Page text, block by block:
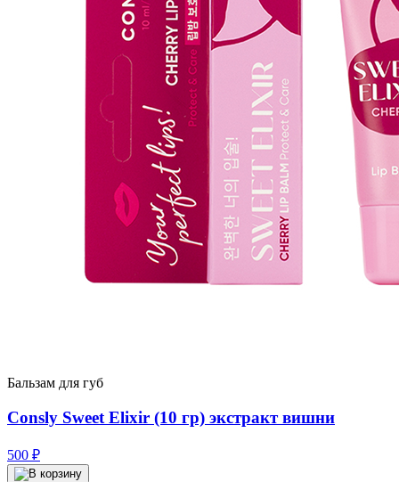
Бальзам для губ
Consly Sweet Elixir (10 гр) экстракт вишни
500 ₽